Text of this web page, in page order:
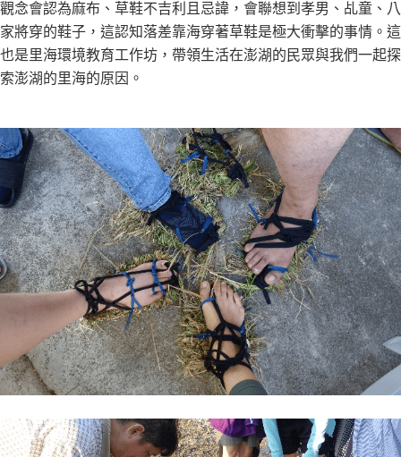
觀念會認為麻布、草鞋不吉利且忌諱，會聯想到孝男、乩童、八
家將穿的鞋子，這認知落差靠海穿著草鞋是極大衝擊的事情。這
也是里海環境教育工作坊，帶領生活在澎湖的民眾與我們一起探
索澎湖的里海的原因。